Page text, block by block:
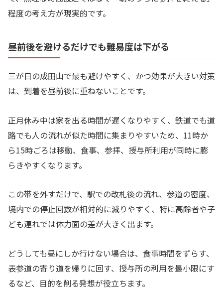
程度の考え方が現実的です。
昼前後を避けるだけでも難易度は下がる
三が日の成田山で最も避けやすく、かつ効果が大きい対策
は、到着を昼前後に重ねないことです。
正月休み中は家を出る時間が遅くなりやすく、鉄道でも道
路でも人の流れが似た時間に集まりやすいため、11時か
ら15時ごろは移動、食事、参拝、授与所利用が同時に膨
らきやすくなります。
この帯を外すだけで、駅での改札後の流れ、参道の密度、
境内での停止回数が相対的に減りやすく、特に高齢者や子
ども連れでは体力面の差が大きく出ます。
どうしても昼にしか行けない場合は、食事時間をずらす、
表参道の寄り道を帰りに回す、授与所の利用を最小限にす
るなど、目的を削る発想が役立ちます。